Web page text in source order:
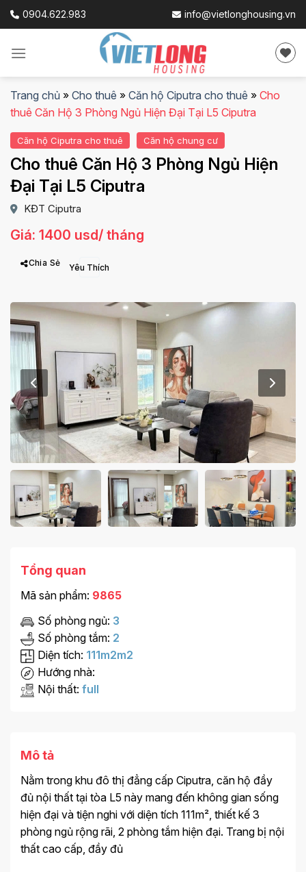
Skip
0904.622.983 info@vietlonghousing.vn
Trang chủ » Cho thuê » Căn hộ Ciputra cho thuê » Cho
thuê Căn Hộ 3 Phòng Ngủ Hiện Đại Tại L5 Ciputra
Căn hộ Ciputra cho thuê Căn hộ chung cư
Cho thuê Căn Hộ 3 Phòng Ngủ Hiện
Đại Tại L5 Ciputra
KĐT Ciputra
Giá: 1400 usd/ tháng
Chia Sẻ
Tổng quan
Mã sản phẩm: 9865
Số phòng ngủ: 3
Số phòng tắm: 2
Diện tích: 111m2m2
Hướng nhà:
Nội thất: full
Mô tả
Nằm trong khu đô thị đẳng cấp Ciputra, căn hộ đầy
đủ nội thất tại tòa L5 này mang đến không gian sống
hiện đại và tiện nghi với diện tích 111m², thiết kế 3
phòng ngủ rộng rãi, 2 phòng tắm hiện đại. Trang bị nội
thất cao cấp, đầy đủ